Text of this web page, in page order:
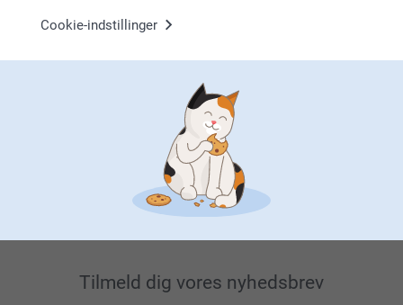
Cookie-indstillinger
Leder du efter inspiration?
Førsteklasses kundeservice!
Tilmeld dig vores nyhedsbrev